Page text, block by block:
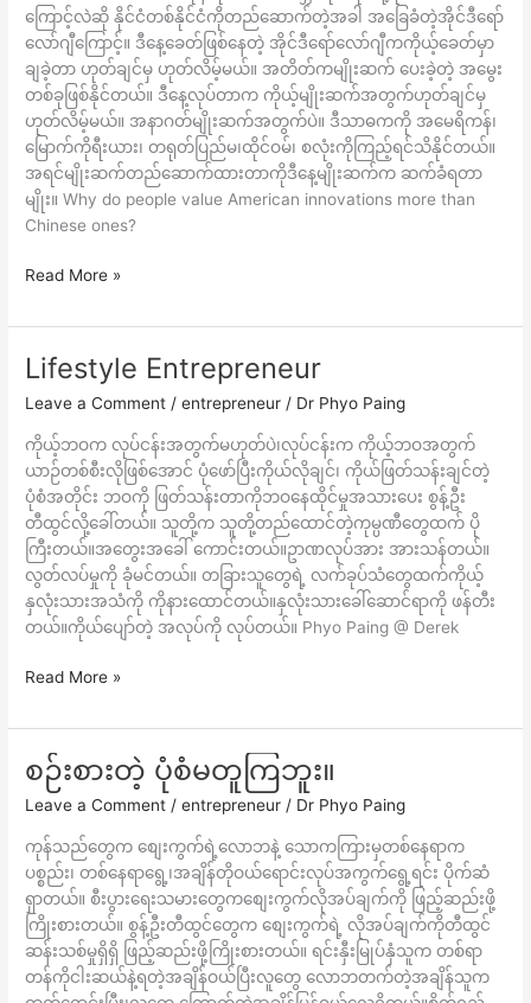
ကြောင့်လဲဆို နိုင်ငံတစ်နိုင်ငံကိုတည်ဆောက်တဲ့အခါ အခြေခံတဲ့အိုင်ဒီရော်
လော်ဂျီကြောင့်။ ဒီနေ့ခေတ်ဖြစ်နေတဲ့ အိုင်ဒီရော်လော်ဂျီကကိုယ့်ခေတ်မှာ
ချခဲ့တာ ဟုတ်ချင်မှ ဟုတ်လိမ့်မယ်။ အတိတ်ကမျိုးဆက် ပေးခဲ့တဲ့ အမွေး
တစ်ခုဖြစ်နိုင်တယ်။ ဒီနေ့လုပ်တာက ကိုယ့်မျိုးဆက်အတွက်ဟုတ်ချင်မှ
ဟုတ်လိမ့်မယ်။ အနာဂတ်မျိုးဆက်အတွက်ပဲ။ ဒီသာဓကကို အမေရိကန်၊
မြောက်ကိုရီးယား၊ တရုတ်ပြည်မ၊ထိုင်ဝမ်၊ စလုံးကိုကြည့်ရင်သိနိုင်တယ်။
အရင်မျိုးဆက်တည်ဆောက်ထားတာကိုဒီနေ့မျိုးဆက်က ဆက်ခံရတာ
မျိုး။ Why do people value American innovations more than
Chinese ones?
Read More »
Lifestyle Entrepreneur
Leave a Comment /entrepreneur / Dr Phyo Paing
ကိုယ့်ဘဝက လုပ်ငန်းအတွက်မဟုတ်ပဲ၊လုပ်ငန်းက ကိုယ့်ဘဝအတွက်
ယာဉ်တစ်စီးလိုဖြစ်အောင် ပုံဖော်ပြီးကိုယ်လိုချင်၊ ကိုယ်ဖြတ်သန်းချင်တဲ့
ပုံစံအတိုင်း ဘဝကို ဖြတ်သန်းတာကိုဘဝနေထိုင်မှုအသား​ပေး စွန့်ဦး
တီထွင်လို့ခေါ်တယ်။ သူတို့က သူတို့တည်ထောင်တဲ့ကုမ္ပဏီတွေထက် ပို
ကြီးတယ်။အတွေးအခေါ် ကောင်းတယ်။ဥာဏလုပ်အား အားသန်တယ်။
လွတ်လပ်မှုကို ခုံမင်တယ်။ တခြားသူတွေရဲ့ လက်ခုပ်သံတွေထက်ကိုယ့်
နှလုံးသားအသံကို ကိုနား​ထောင်တယ်။နှလုံးသားခေါ်ဆောင်ရာကို ဖန်တီး
တယ်။ကိုယ်ပျော်တဲ့ အလုပ်ကို လုပ်တယ်။ Phyo Paing @ Derek
Lifestyle
Entrepreneur
Read More »
စဉ်းစားတဲ့ ပုံစံမတူကြဘူး။
Leave a Comment /entrepreneur / Dr Phyo Paing
ကုန်သည်တွေက စျေးကွက်ရဲ့လောဘနဲ့ သောကကြားမှတစ်နေရာက
ပစ္စည်း၊ တစ်နေရာရွေ့၊အချိန်တိုဝယ်ရောင်းလုပ်အကွက်ရွေ့ရင်း ပိုက်ဆံ
ရှာတယ်။ စီးပွားရေးသမားတွေကစျေးကွက်လိုအပ်ချက်ကို ဖြည့်ဆည်းဖို့
ကြိုးစားတယ်။ စွန့်ဦးတီထွင်တွေက စျေးကွက်ရဲ့ လိုအပ်ချက်ကိုတီထွင်
ဆန်းသစ်မှုရှိရှိ ဖြည့်ဆည်းဖို့ကြိုးစားတယ်။ ရင်းနှီးမြုပ်နှံသူက တစ်ရာ
တန်ကိုငါးဆယ်နဲ့ရတဲ့အချိန်ဝယ်ပြီးလူတွေ လောဘတက်တဲ့အချိန်သူက
စဉ်းစား
ပုံစံ
မ
တူ
ကြ
ဘူး။